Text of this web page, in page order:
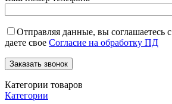
Отправляя данные, вы соглашаетесь с
даете свое Согласие на обработку ПД
Категории товаров
Категории